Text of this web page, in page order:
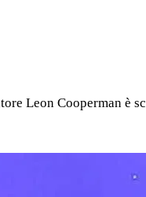
Leon Cooperman è